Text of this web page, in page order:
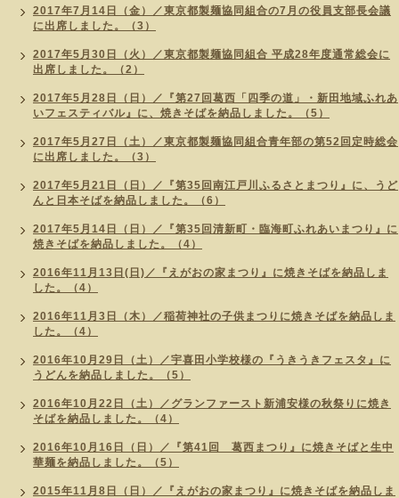
2017年7月14日（金）／東京都製麺協同組合の7月の役員支部長会議
に出席しました。（3）
2017年5月30日（火）／東京都製麺協同組合 平成28年度通常総会に
出席しました。（2）
2017年5月28日（日）／『第27回葛西「四季の道」・新田地域ふれあ
いフェスティバル』に、焼きそばを納品しました。（5）
2017年5月27日（土）／東京都製麺協同組合青年部の第52回定時総会
に出席しました。（3）
2017年5月21日（日）／『第35回南江戸川ふるさとまつり』に、うど
んと日本そばを納品しました。（6）
2017年5月14日（日）／『第35回清新町・臨海町ふれあいまつり』に
焼きそばを納品しました。（4）
2016年11月13日(日)／『えがおの家まつり』に焼きそばを納品しま
した。（4）
2016年11月3日（木）／稲荷神社の子供まつりに焼きそばを納品しま
した。（4）
2016年10月29日（土）／宇喜田小学校様の『うきうきフェスタ』に
うどんを納品しました。（5）
2016年10月22日（土）／グランファースト新浦安様の秋祭りに焼き
そばを納品しました。（4）
2016年10月16日（日）／『第41回 葛西まつり』に焼きそばと生中
華麺を納品しました。（5）
2015年11月8日（日）／『えがおの家まつり』に焼きそばを納品しま